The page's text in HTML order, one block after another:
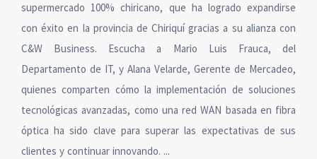
supermercado 100% chiricano, que ha logrado expandirse
con éxito en la provincia de Chiriquí gracias a su alianza con
C&W Business. Escucha a Mario Luis Frauca, del
Departamento de IT, y Alana Velarde, Gerente de Mercadeo,
quienes comparten cómo la implementación de soluciones
tecnológicas avanzadas, como una red WAN basada en fibra
óptica ha sido clave para superar las expectativas de sus
clientes y continuar innovando. ...